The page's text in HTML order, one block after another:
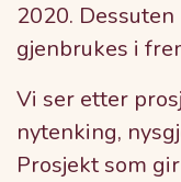
2020.
gjenbrukes i
Vi ser etter
nytenking,
Prosjekt som